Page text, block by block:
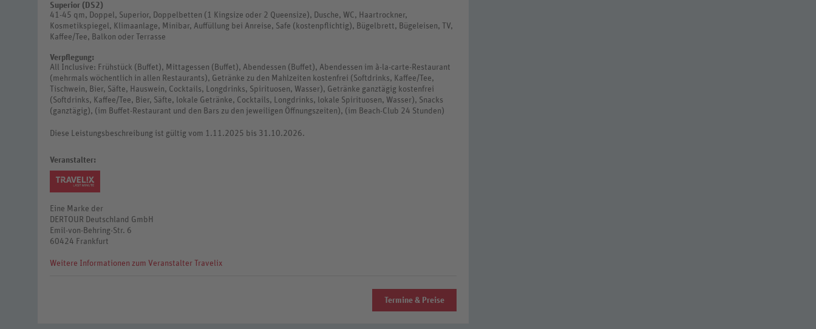
Superior (DS2)
41-45 qm, Doppel, Superior, Doppelbetten (1 Kingsize oder 2 Queensize), Dusche, WC, Haartrockner,
Kosmetikspiegel, Klimaanlage, Minibar, Auffüllung bei Anreise, Safe (kostenpflichtig), Bügelbrett, Bügeleisen, TV,
Kaffee/Tee, Balkon oder Terrasse
Verpflegung:
All Inclusive: Frühstück (Buffet), Mittagessen (Buffet), Abendessen (Buffet), Abendessen im à-la-carte-Restaurant
(mehrmals wöchentlich in allen Restaurants), Getränke zu den Mahlzeiten kostenfrei (Softdrinks, Kaffee/Tee,
Tischwein, Bier, Säfte, Hauswein, Cocktails, Longdrinks, Spirituosen, Wasser), Getränke ganztägig kostenfrei
(Softdrinks, Kaffee/Tee, Bier, Säfte, lokale Getränke, Cocktails, Longdrinks, lokale Spirituosen, Wasser), Snacks
(ganztägig), (im Buffet-Restaurant und den Bars zu den jeweiligen Öffnungszeiten), (im Beach-Club 24 Stunden)
Diese Leistungsbeschreibung ist gültig vom 1.11.2025 bis 31.10.2026.
Veranstalter:
Eine Marke der
DERTOUR Deutschland GmbH
Emil-von-Behring-Str. 6
60424 Frankfurt
Weitere Informationen zum Veranstalter Travelix
Termine & Preise